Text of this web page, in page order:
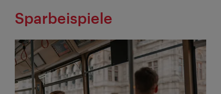
Sparbeispiele